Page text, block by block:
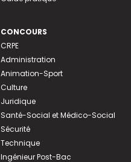
CONCOURS
CRPE
Administration
Animation-Sport
Culture
Juridique
Santé-Social et Médico-Social
Sécurité
Technique
Ingénieur Post-Bac